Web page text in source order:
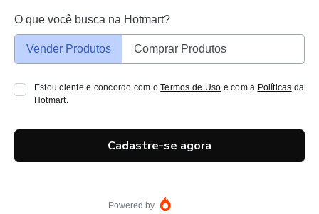
O que você busca na Hotmart?
Vender Produtos Comprar Produtos
Estou ciente e concordo com oTermos de Uso e com a Políticas da
Hotmart.
Cadastre-se agora
Powered by